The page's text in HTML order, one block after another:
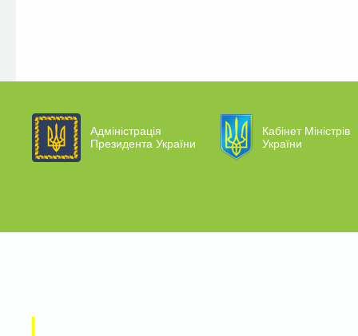
Адміністрація
Президента України
Кабінет Міністрів
України